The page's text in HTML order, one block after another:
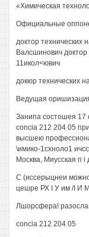
«Химическая
Официальные
доктор технических
Валсшинович
11икол<ювич
докюр технических
Ведущая
Занипа состошея
concia 212 204 05
высшею
\имико-1схноло1
Москва, Миусская п i
С (иссерыцнеи
цешре РХ I У им /I И
Лшорсфера!
concia 212 204 05